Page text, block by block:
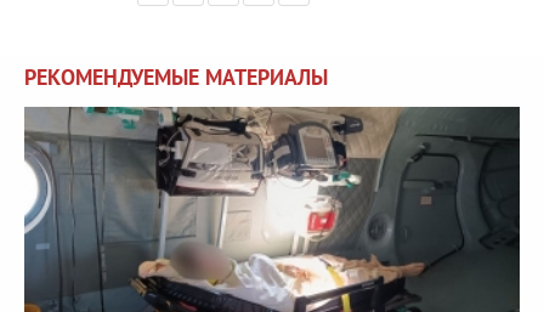
РЕКОМЕНДУЕМЫЕ МАТЕРИАЛЫ